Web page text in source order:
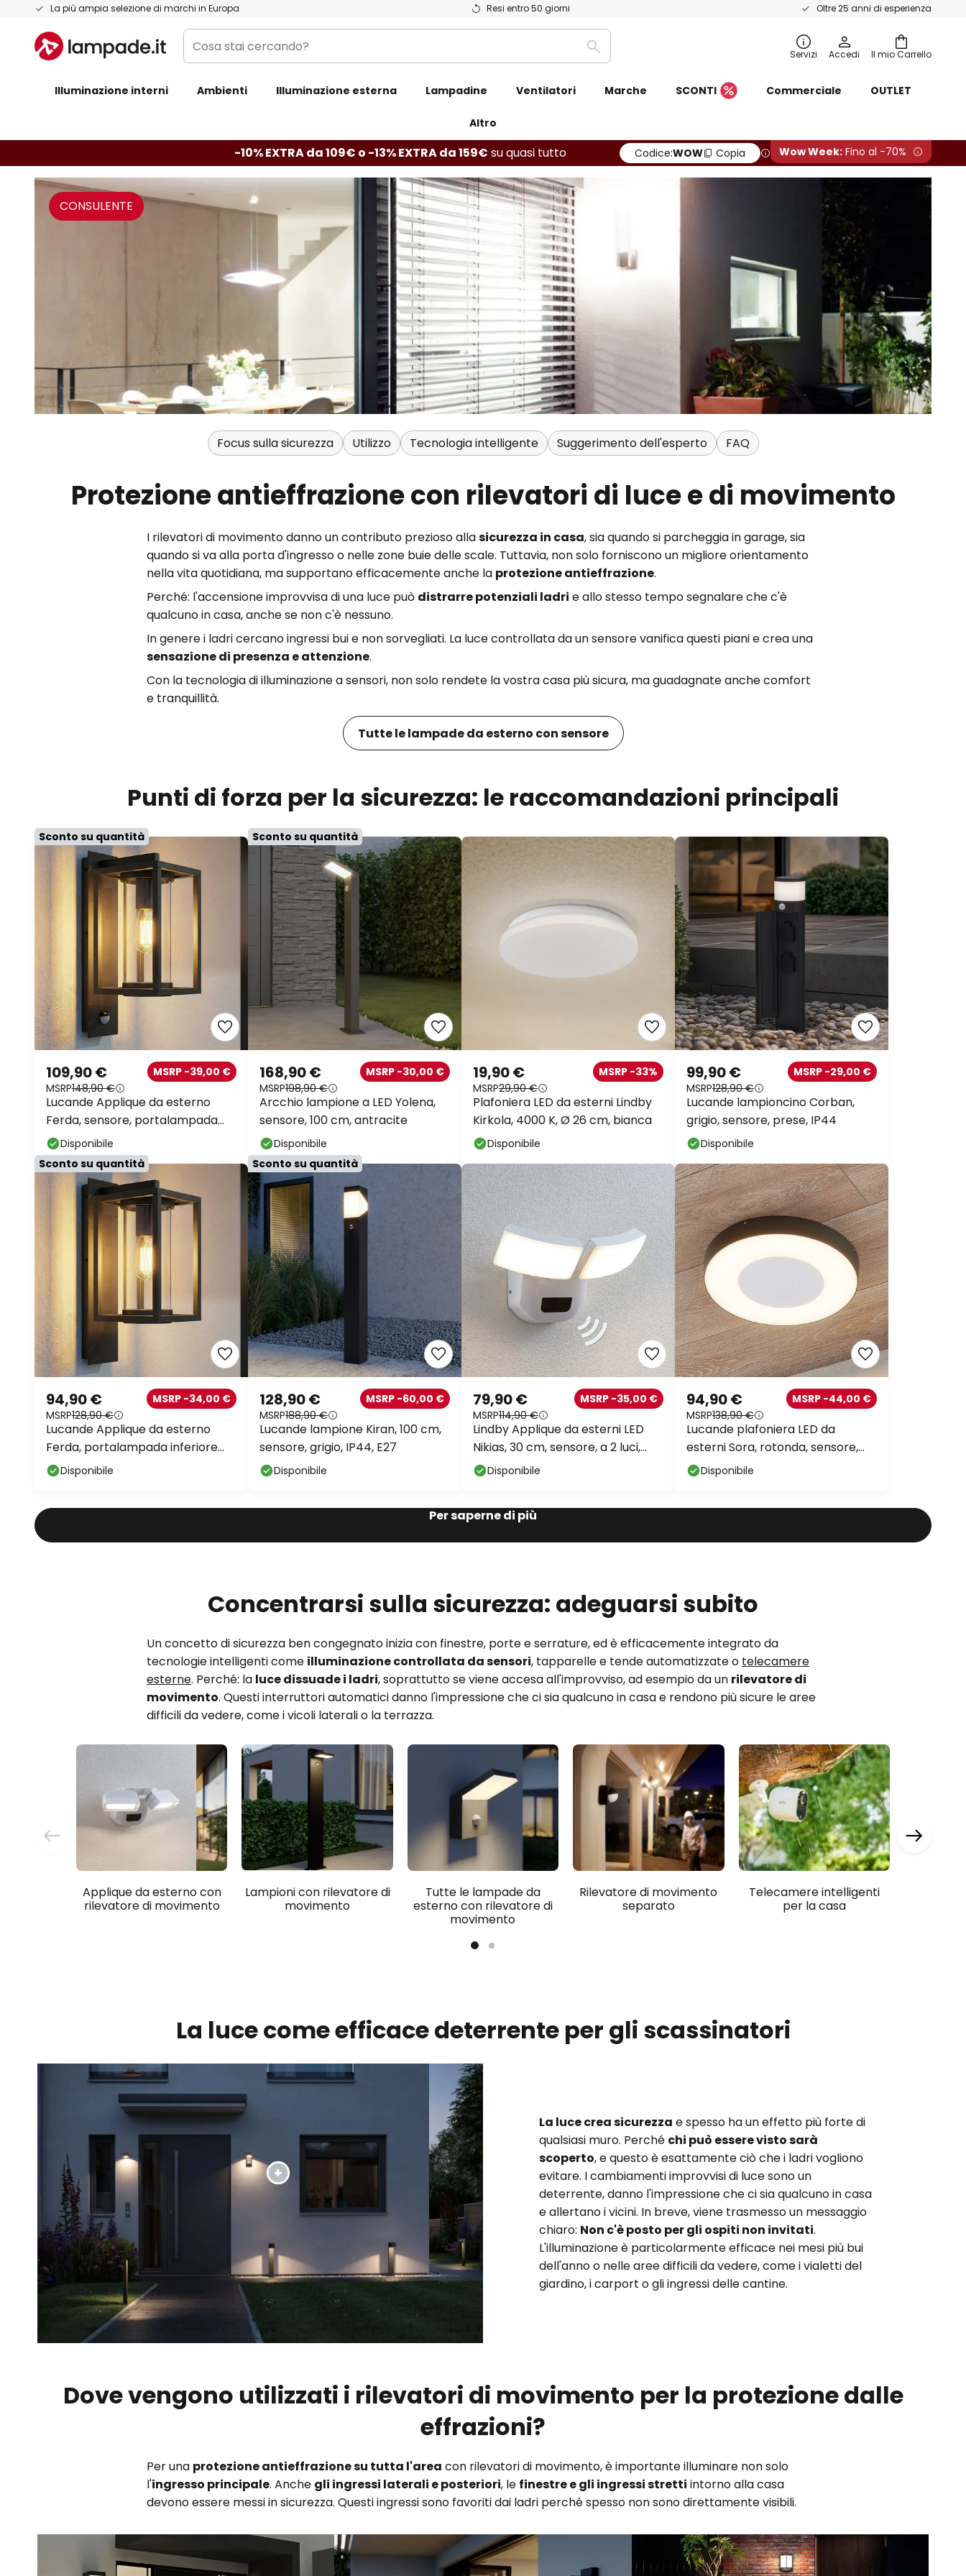
La più ampia selezione di marchi in Europa Resi entro 50 giorni Oltre 25 anni di esperienza
Salta
contenuto
Il mio Carrello
Cosa
stai
Ricerca Servizi Accedi
Illuminazione interni Ambienti Illuminazione esterna Lampadine Ventilatori Marche SCONTI Commerciale OUTLET
Altro
-10% EXTRA da 109€ o -13% EXTRA da 159€ su quasi tutto Codice:WOW Copia Wow Week: Fino al -70%
CONSULENTE
Focus sulla sicurezza Utilizzo Tecnologia intelligente Suggerimento dell'esperto FAQ
Protezione antieffrazione con rilevatori di luce e di movimento
I rilevatori di movimento danno un contributo prezioso allasicurezza in casa, sia quando si parcheggia in garage, sia
quando si va alla porta d'ingresso o nelle zone buie delle scale. Tuttavia, non solo forniscono un migliore orientamento
nella vita quotidiana, ma supportano efficacemente anche la protezione antieffrazione.
Perché: l'accensione improvvisa di una luce può distrarre potenziali ladri e allo stesso tempo segnalare che c'è
qualcuno in casa, anche se non c'è nessuno.
In genere i ladri cercano ingressi bui e non sorvegliati. La luce controllata da un sensore vanifica questi piani e crea una
sensazione di presenza e attenzione.
Con la tecnologia di illuminazione a sensori, non solo rendete la vostra casa più sicura, ma guadagnate anche comfort
e tranquillità.
Tutte le lampade da esterno con sensore
Punti di forza per la sicurezza: le raccomandazioni principali
Sconto su quantità
109,90 €
MSRP148,90 €
MSRP -39,00 €
Lucande Applique da esterno
Ferda, sensore, portalampada
inferiore antracite
Disponibile
Sconto su quantità
168,90 €
MSRP198,90 €
MSRP -30,00 €
Arcchio lampione a LED Yolena,
sensore, 100 cm, antracite
Disponibile
19,90 €
MSRP29,90 €
MSRP -33%
Plafoniera LED da esterni Lindby
Kirkola, 4000 K, Ø 26 cm, bianca
Disponibile
99,90 €
MSRP128,90 €
MSRP -29,00 €
Lucande lampioncino Corban,
grigio, sensore, prese, IP44
Disponibile
Sconto su quantità
94,90 €
MSRP128,90 €
MSRP -34,00 €
Lucande Applique da esterno
Ferda, portalampada inferiore
antracite IP44
Disponibile
Sconto su quantità
128,90 €
MSRP188,90 €
MSRP -60,00 €
Lucande lampione Kiran, 100 cm,
sensore, grigio, IP44, E27
Disponibile
79,90 €
MSRP114,90 €
MSRP -35,00 €
Lindby Applique da esterni LED
Nikias, 30 cm, sensore, a 2 luci,
bianco
Disponibile
94,90 €
MSRP138,90 €
MSRP -44,00 €
Lucande plafoniera LED da
esterni Sora, rotonda, sensore,
IP54Disponibile
Per saperne di più
Concentrarsi sulla sicurezza: adeguarsi subito
Un concetto di sicurezza ben congegnato inizia con finestre, porte e serrature, ed è efficacemente integrato da
tecnologie intelligenti come illuminazione controllata da sensori, tapparelle e tende automatizzate o telecamere
esterne. Perché: la luce dissuade i ladri, soprattutto se viene accesa all'improvviso, ad esempio da un rilevatore di
movimento. Questi interruttori automatici danno l'impressione che ci sia qualcuno in casa e rendono più sicure le aree
difficili da vedere, come i vicoli laterali o la terrazza.
Applique da esterno con
rilevatore di movimento
Lampioni con rilevatore di
movimento
Tutte le lampade da
esterno con rilevatore di
movimento
Rilevatore di movimento
separato
Telecamere intelligenti
per la casa
La luce come efficace deterrente per gli scassinatori
La luce crea sicurezza e spesso ha un effetto più forte di
qualsiasi muro. Perché chi può essere visto sarà
scoperto, e questo è esattamente ciò che i ladri vogliono
evitare. I cambiamenti improvvisi di luce sono un
deterrente, danno l'impressione che ci sia qualcuno in casa
e allertano i vicini. In breve, viene trasmesso un messaggio
chiaro: Non c'è posto per gli ospiti non invitati.
L'illuminazione è particolarmente efficace nei mesi più bui
dell'anno o nelle aree difficili da vedere, come i vialetti del
giardino, i carport o gli ingressi delle cantine.
Dove vengono utilizzati i rilevatori di movimento per la protezione dalle
effrazioni?
Per una protezione antieffrazione su tutta l'area con rilevatori di movimento, è importante illuminare non solo
l'ingresso principale. Anche gli ingressi laterali e posteriori, le finestre e gli ingressi stretti intorno alla casa
devono essere messi in sicurezza. Questi ingressi sono favoriti dai ladri perché spesso non sono direttamente visibili.